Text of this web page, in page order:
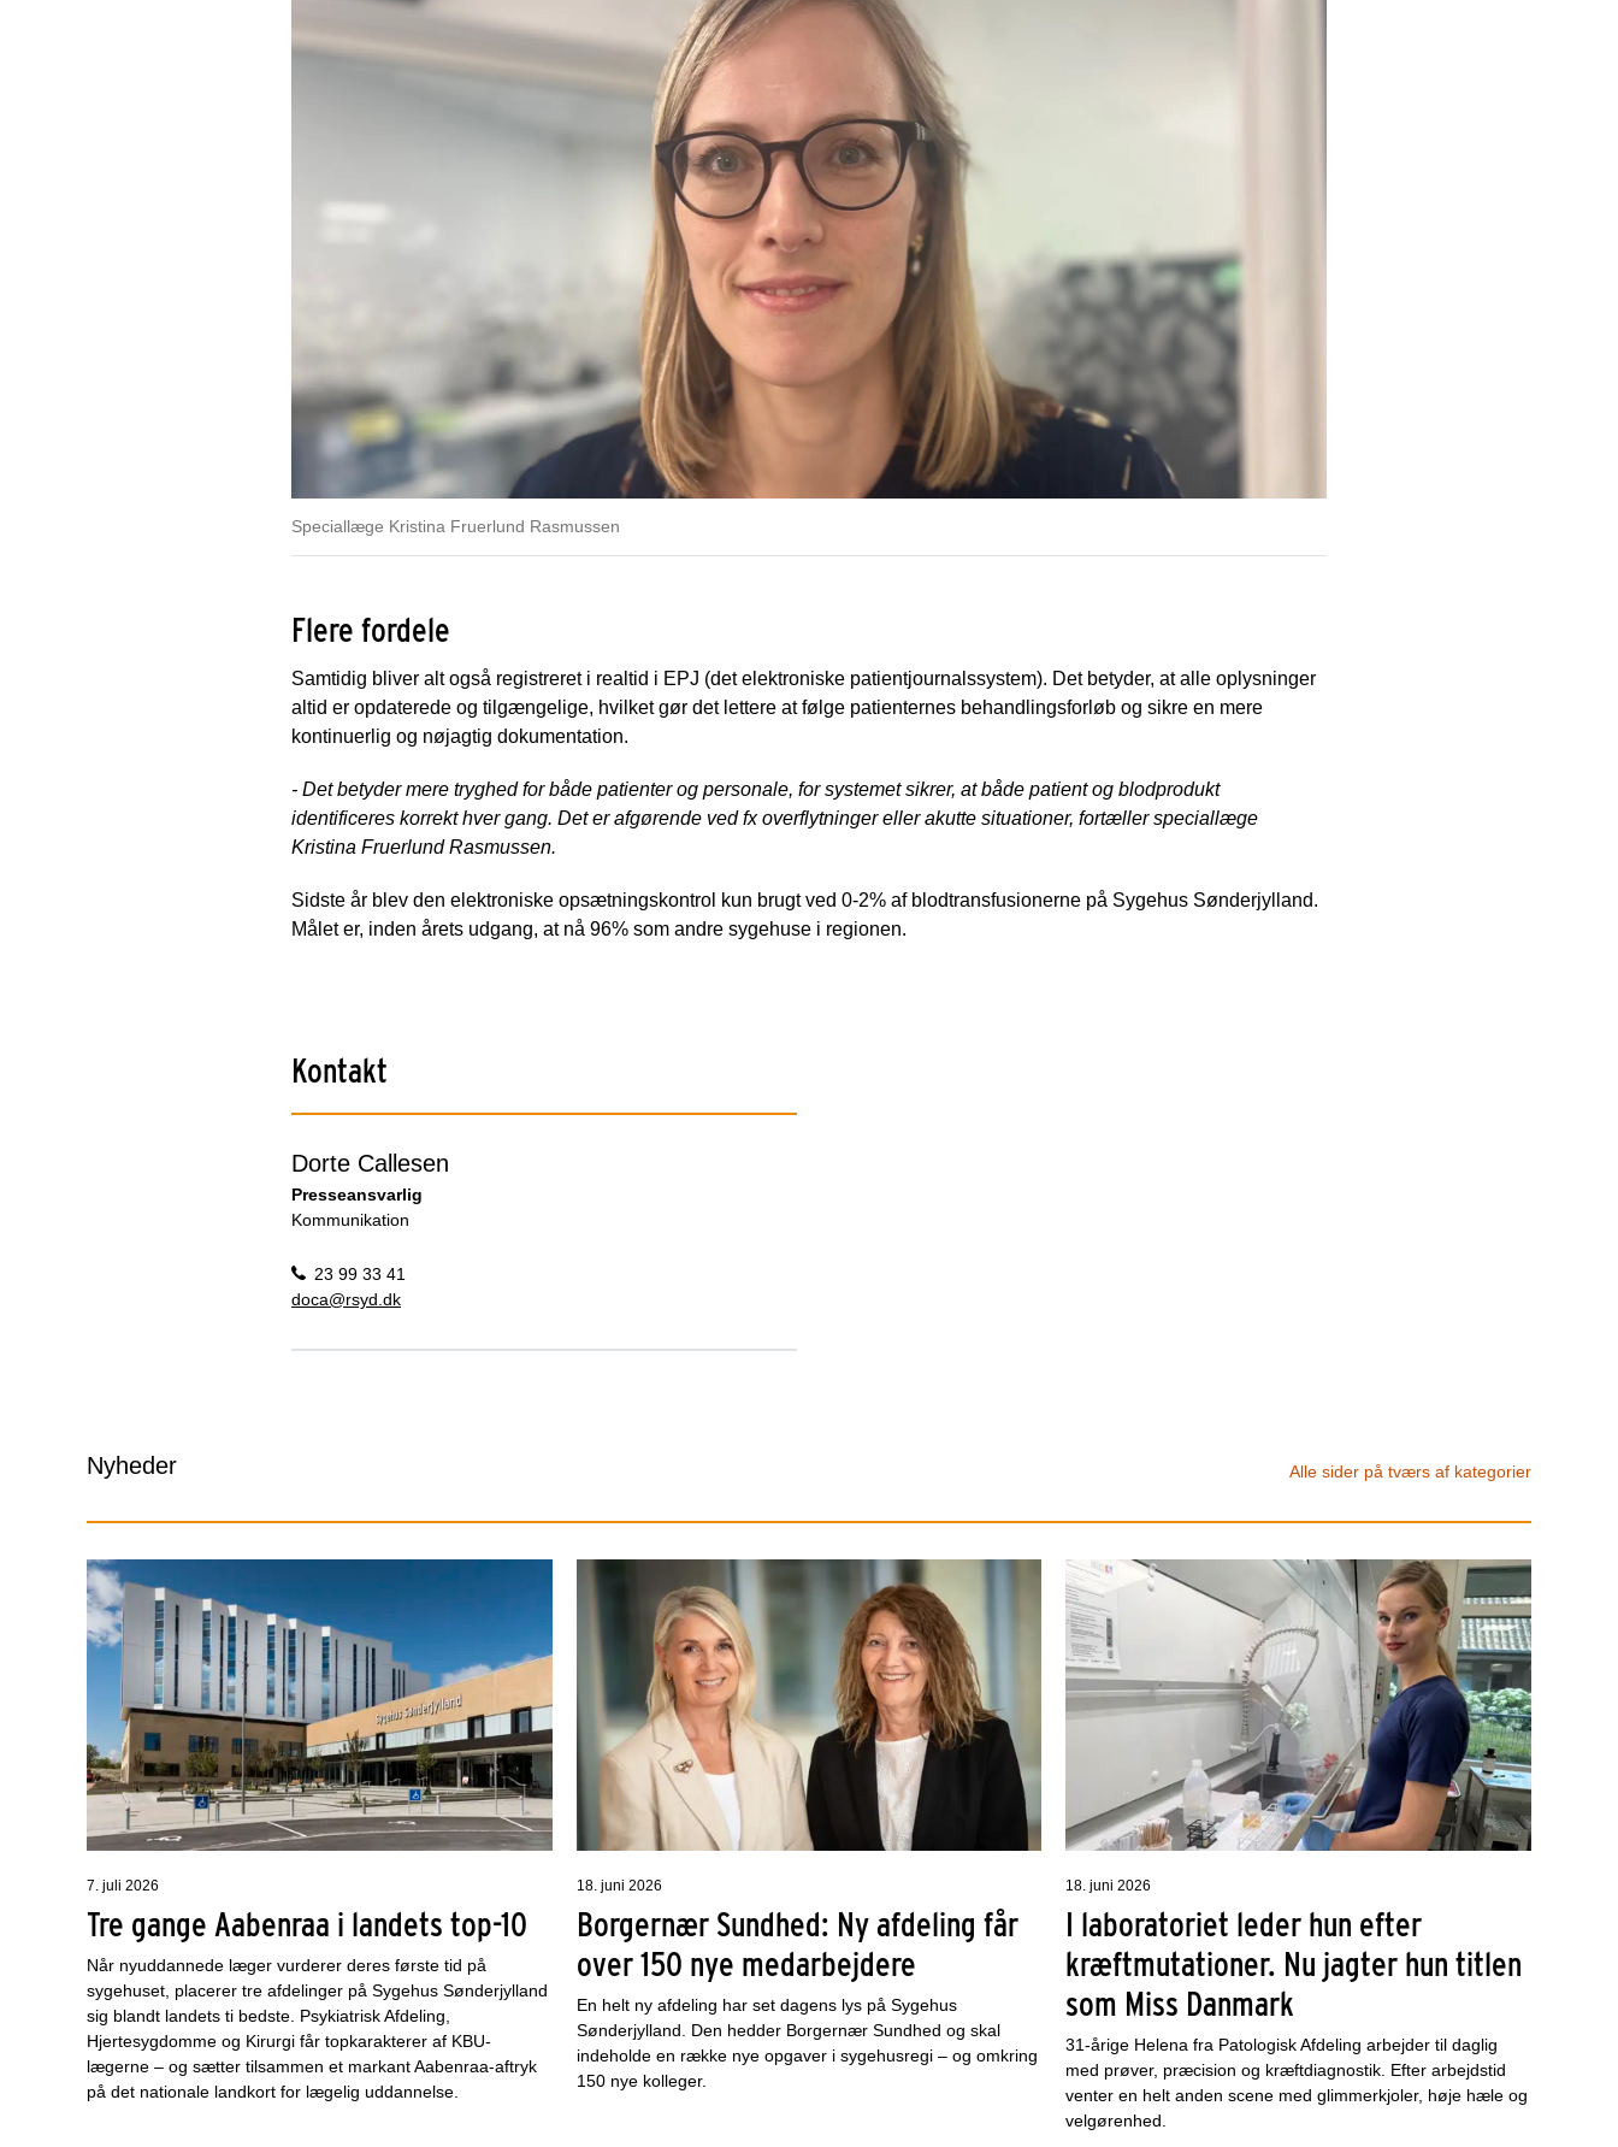
Speciallæge Kristina Fruerlund Rasmussen
Flere fordele
Samtidig bliver alt også registreret i realtid i EPJ (det elektroniske patientjournalssystem). Det betyder, at alle oplysninger
altid er opdaterede og tilgængelige, hvilket gør det lettere at følge patienternes behandlingsforløb og sikre en mere
kontinuerlig og nøjagtig dokumentation.
- Det betyder mere tryghed for både patienter og personale, for systemet sikrer, at både patient og blodprodukt
identificeres korrekt hver gang. Det er afgørende ved fx overflytninger eller akutte situationer, fortæller speciallæge
Kristina Fruerlund Rasmussen.
Sidste år blev den elektroniske opsætningskontrol kun brugt ved 0-2% af blodtransfusionerne på Sygehus Sønderjylland.
Målet er, inden årets udgang, at nå 96% som andre sygehuse i regionen.
Kontakt
Dorte Callesen
Presseansvarlig
Kommunikation
23 99 33 41
doca@rsyd.dk
Nyheder Alle sider på tværs af kategorier
7. juli 2026
Tre gange Aabenraa i landets top-10
Når nyuddannede læger vurderer deres første tid på
sygehuset, placerer tre afdelinger på Sygehus Sønderjylland
sig blandt landets ti bedste. Psykiatrisk Afdeling,
Hjertesygdomme og Kirurgi får topkarakterer af KBU-
lægerne – og sætter tilsammen et markant Aabenraa-aftryk
på det nationale landkort for lægelig uddannelse.
18. juni 2026
Borgernær Sundhed: Ny afdeling får
over 150 nye medarbejdere
En helt ny afdeling har set dagens lys på Sygehus
Sønderjylland. Den hedder Borgernær Sundhed og skal
indeholde en række nye opgaver i sygehusregi – og omkring
150 nye kolleger.
18. juni 2026
I laboratoriet leder hun efter
kræftmutationer. Nu jagter hun titlen
som Miss Danmark
31-årige Helena fra Patologisk Afdeling arbejder til daglig
med prøver, præcision og kræftdiagnostik. Efter arbejdstid
venter en helt anden scene med glimmerkjoler, høje hæle og
velgørenhed.